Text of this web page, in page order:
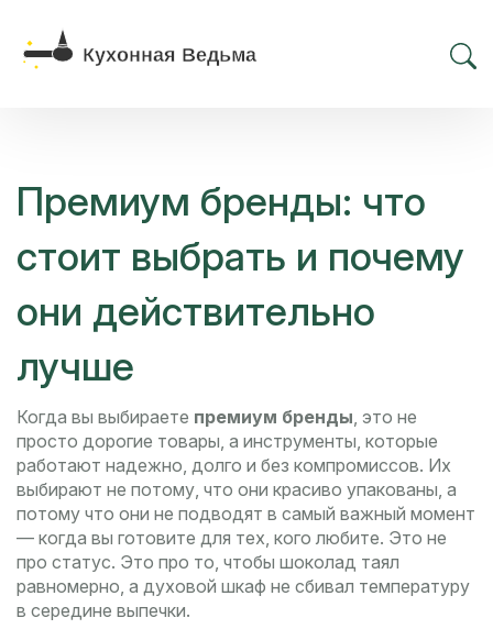
Премиум бренды: что
стоит выбрать и почему
они действительно
лучше
Когда вы выбираете премиум бренды, это не
просто дорогие товары, а инструменты, которые
работают надежно, долго и без компромиссов. Их
выбирают не потому, что они красиво упакованы, а
потому что они не подводят в самый важный момент
— когда вы готовите для тех, кого любите. Это не
про статус. Это про то, чтобы шоколад таял
равномерно, а духовой шкаф не сбивал температуру
в середине выпечки.